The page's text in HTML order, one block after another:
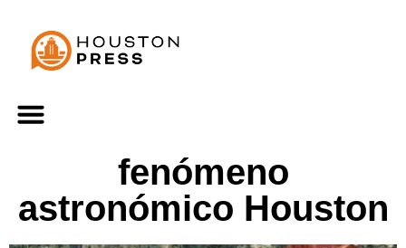
fenómeno
astronómico Houston